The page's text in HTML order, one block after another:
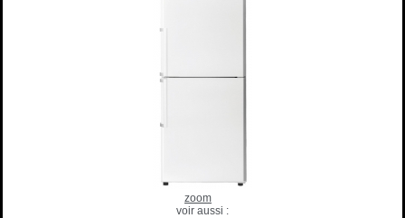
zoom
voir aussi :